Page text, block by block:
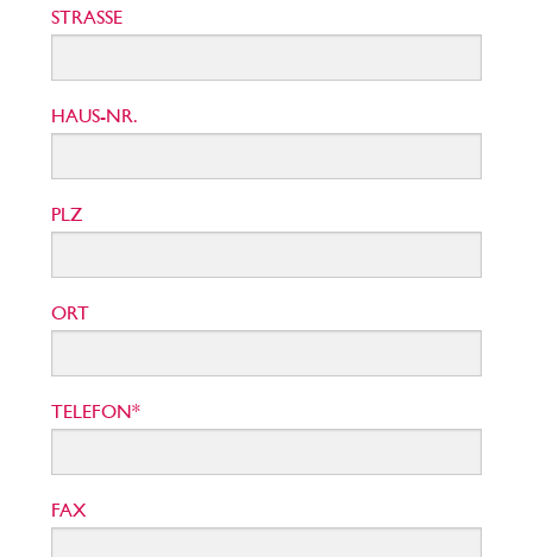
STRASSE
HAUS-NR.
PLZ
ORT
TELEFON*
FAX